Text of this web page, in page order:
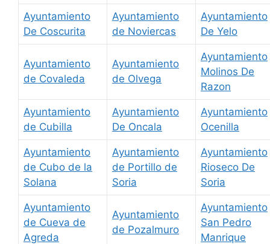
Ayuntamiento
De Coscurita
Ayuntamiento
de Noviercas
Ayuntamiento
De Yelo
Ayuntamiento
de Covaleda
Ayuntamiento
de Olvega
Ayuntamiento
Molinos De
Razon
Ayuntamiento
de Cubilla
Ayuntamiento
De Oncala
Ayuntamiento
Ocenilla
Ayuntamiento
de Cubo de la
Solana
Ayuntamiento
de Portillo de
Soria
Ayuntamiento
Rioseco De
Soria
Ayuntamiento
de Cueva de
Agreda
Ayuntamiento
de Pozalmuro
Ayuntamiento
San Pedro
Manrique